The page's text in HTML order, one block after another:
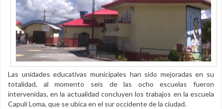
Las unidades educativas municipales han sido mejoradas en su
totalidad, al momento seis de las ocho escuelas fueron
intervenidas, en la actualidad concluyen los trabajos en la escuela
Capulí Loma, que se ubica en el sur occidente de la ciudad.